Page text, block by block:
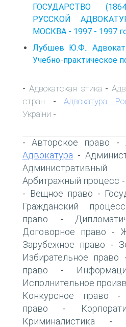
ГОСУДАРСТВО
РУССКОЙ
МОСКВА - 1997 - 1997
Лубшев Ю.Ф..
Учебно-практическое
- Адвокатская этика -
стран -Адвокатура
України -
-Авторское право -
Адвокатура -
Арбитражный процесс -
- Вещное право -
Гражданский процесс
право -
Договорное право -
Зарубежное право -
Избирательное право
право -
Исполнительное
Конкурсное право -
право -
Криминалистика -